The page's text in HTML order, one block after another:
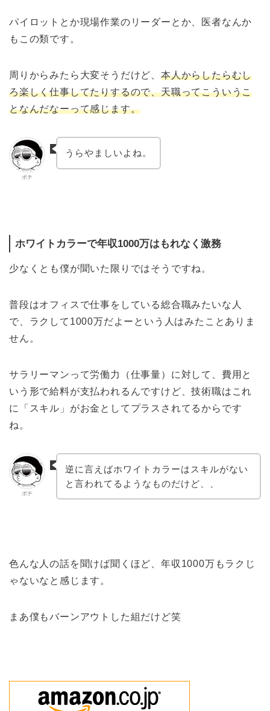
パイロットとか現場作業のリーダーとか、医者なんか
もこの類です。
周りからみたら大変そうだけど、本人からしたらむし
ろ楽しく仕事してたりするので、天職ってこういうこ
となんだなーって感じます。
ポチ
うらやましいよね。
ホワイトカラーで年収1000万はもれなく激務
少なくとも僕が聞いた限りではそうですね。
普段はオフィスで仕事をしている総合職みたいな人
で、ラクして1000万だよーという人はみたことありま
せん。
サラリーマンって労働力（仕事量）に対して、費用と
いう形で給料が支払われるんですけど、技術職はこれ
に「スキル」がお金としてプラスされてるからです
ね。
ポチ
逆に言えばホワイトカラーはスキルがない
と言われてるようなものだけど、、
色んな人の話を聞けば聞くほど、年収1000万もラクじ
ゃないなと感じます。
まあ僕もバーンアウトした組だけど笑